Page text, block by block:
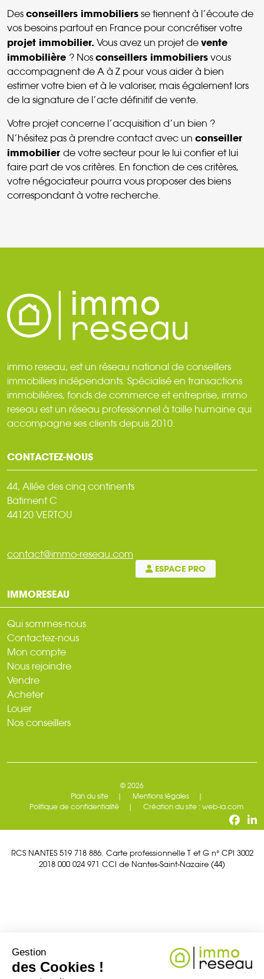
Des conseillers immobiliers se tiennent à l’écoute de
vos besoins partout en France pour concrétiser votre
projet immobilier. Vous avez un projet de vente
immobilière ? Nos conseillers immobiliers vous
accompagnent de A à Z pour vous aider à bien
estimer votre bien et à le valoriser, mais également lors
de la signature de l’acte définitif de vente.
Votre projet concerne l’acquisition d’un bien ?
N’hésitez pas à prendre contact avec un conseiller
immobilier de votre secteur pour le lui confier et lui
faire part de vos critères. En fonction de ces critères,
votre négociateur pourra vous proposer des biens
correspondant à votre recherche.
immo reseau, est un réseau national de conseillers
immobiliers indépendants. Spécialisé en transactions
immobilières, fonds de commerce et entreprise, immo
reseau est un réseau professionnel à taille humaine qui
accompagne ses clients depuis 2010.
CONTACTEZ-NOUS
44, Allée des cinq continents
Bâtiment C
44120 VERTOU
contact@immo-reseau.com
ESPACE PRO
IMMORESEAU
Qui sommes-nous
Contactez-nous
Mon compte
Nous rejoindre
Vendre
Acheter
Louer
Nos conseillers
© 2026
Plan du site
Mentions légales
Politique de confidentialité
Création du site : web-ia.com
RCS NANTES 519 718 886. Carte professionnelle T et G n° CPI 3002
2018 000 024 971 CCI de Nantes-Saint-Nazaire (44)
Gestion
des Cookies !